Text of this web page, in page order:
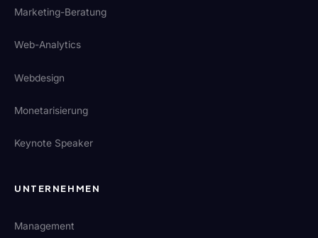
Marketing-Beratung
Web-Analytics
Webdesign
Monetarisierung
Keynote Speaker
UNTERNEHMEN
Management